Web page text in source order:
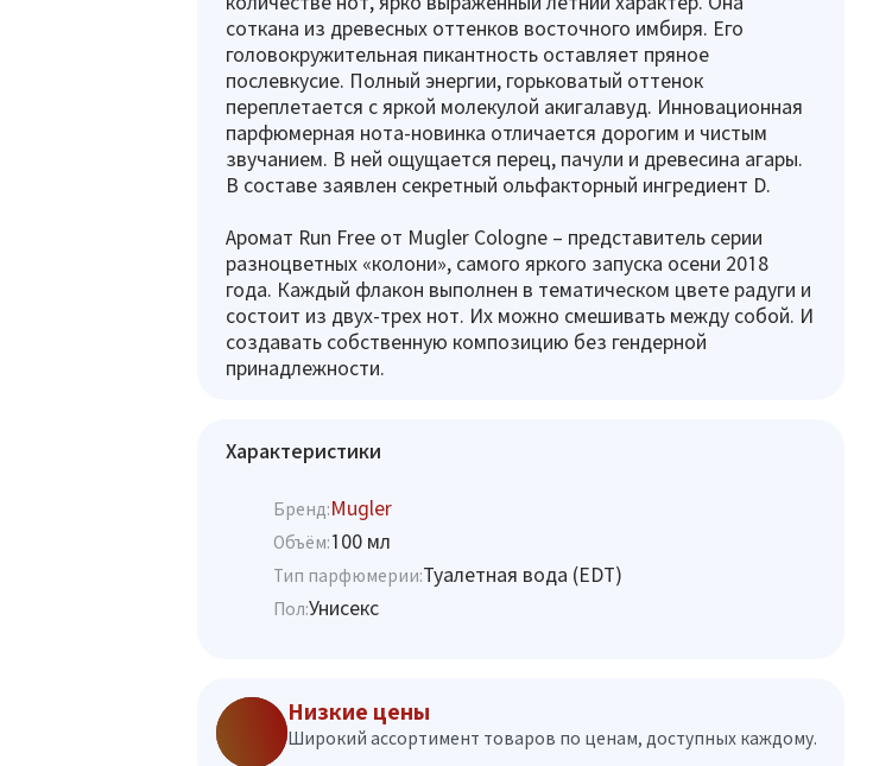
соткана из древесных оттенков восточного имбиря. Его
головокружительная пикантность оставляет пряное
послевкусие. Полный энергии, горьковатый оттенок
переплетается с яркой молекулой акигалавуд. Инновационная
парфюмерная нота-новинка отличается дорогим и чистым
звучанием. В ней ощущается перец, пачули и древесина агары.
В составе заявлен секретный ольфакторный ингредиент D.
Аромат Run Free от Mugler Cologne – представитель серии
разноцветных «колони», самого яркого запуска осени 2018
года. Каждый флакон выполнен в тематическом цвете радуги и
состоит из двух-трех нот. Их можно смешивать между собой. И
создавать собственную композицию без гендерной
принадлежности.
Характеристики
Бренд:Mugler
Объём:100 мл
Тип парфюмерии:Туалетная вода (EDT)
Пол:Унисекс
Низкие цены
Широкий ассортимент товаров по ценам, доступных каждому.